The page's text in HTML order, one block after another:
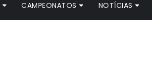
CAMPEONATOS NOTÍCIAS